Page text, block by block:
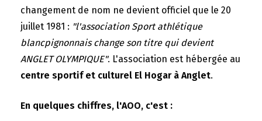
changement de nom ne devient officiel que le 20
juillet 1981 : "l'association Sport athlétique
blancpignonnais change son titre qui devient
ANGLET OLYMPIQUE". L'association est hébergée au
centre sportif et culturel El Hogar à Anglet.
En quelques chiffres, l'AOO, c'est :